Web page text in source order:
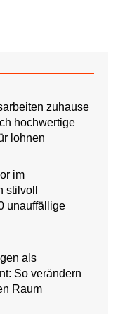
zuhause
hochwertige
lohnen
im
stilvoll
unauffällige
als
So verändern
Raum